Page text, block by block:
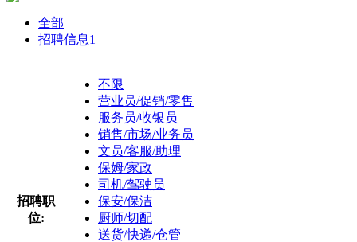
全部
招聘信息1
招聘职
位:
不限
营业员/促销/零售
服务员/收银员
销售/市场/业务员
文员/客服/助理
保姆/家政
司机/驾驶员
保安/保洁
厨师/切配
送货/快递/仓管